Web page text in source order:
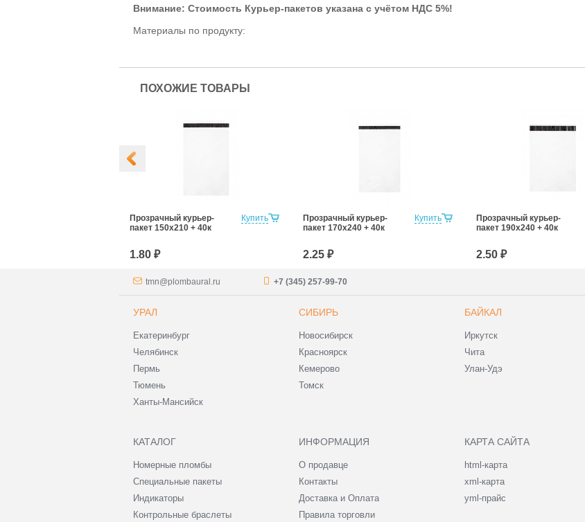
Внимание: Стоимость Курьер-пакетов указана с учётом НДС 5%!
Материалы по продукту:
ПОХОЖИЕ ТОВАРЫ
Купить
Прозрачный курьер-
пакет 150х210 + 40к
1.80 ₽
Купить
Прозрачный курьер-
пакет 170х240 + 40к
2.25 ₽
Прозрачный курьер-
пакет 190х240 + 40к
2.50 ₽
tmn@plombaural.ru +7 (345) 257-99-70
УРАЛ
Екатеринбург
Челябинск
Пермь
Тюмень
Ханты-Мансийск
СИБИРЬ
Новосибирск
Красноярск
Кемерово
Томск
БАЙКАЛ
Иркутск
Чита
Улан-Удэ
КАТАЛОГ
Номерные пломбы
Специальные пакеты
Индикаторы
Контрольные браслеты
ИНФОРМАЦИЯ
О продавце
Контакты
Доставка и Оплата
Правила торговли
КАРТА САЙТА
html-карта
xml-карта
yml-прайс